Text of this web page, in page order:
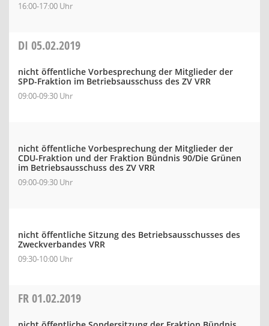
16:00-17:00 Uhr
DI 05.02.2019
nicht öffentliche Vorbesprechung der Mitglieder der
SPD-Fraktion im Betriebsausschuss des ZV VRR
09:00-09:30 Uhr
nicht öffentliche Vorbesprechung der Mitglieder der
CDU-Fraktion und der Fraktion Bündnis 90/Die Grünen
im Betriebsausschuss des ZV VRR
09:00-09:30 Uhr
nicht öffentliche Sitzung des Betriebsausschusses des
Zweckverbandes VRR
09:30-10:00 Uhr
FR01.02.2019